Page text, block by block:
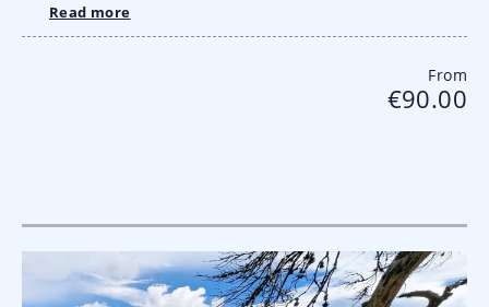
Read more
From
€90.00